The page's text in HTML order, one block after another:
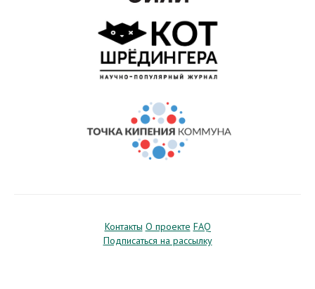
Контакты О проекте FAQ
Подписаться на рассылку